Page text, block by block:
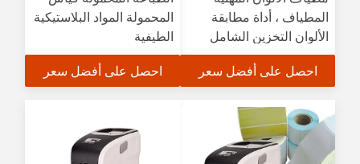
المطياف ، أداة مطابقة
الألوان التخزين الشامل
احصل على أفضل سعر
المحمولة المواد البلاستيكية
الطيفية
احصل على أفضل سعر